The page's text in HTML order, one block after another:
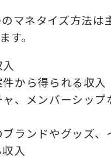
マネタイズ方法は
す。
から得られる収入
ャ、メンバーシップ
ブランドやグッズ、
入